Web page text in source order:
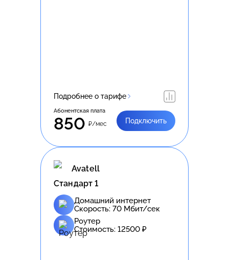
Подробнее о тарифе
Абонентская плата
850 ₽/мес Подключить
Avatell
Стандарт 1
Домашний интернет
Скорость: 70 Мбит/сек
Роутер
Стоимость: 12500 ₽